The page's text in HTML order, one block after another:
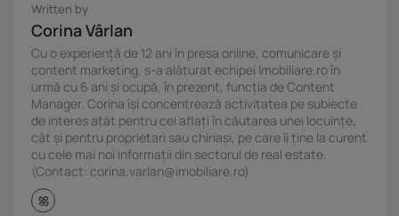
Written by
Corina Vârlan
Cu o experiență de 12 ani în presa online, comunicare și
content marketing, s-a alăturat echipei Imobiliare.ro în
urmă cu 6 ani și ocupă, în prezent, funcția de Content
Manager. Corina își concentrează activitatea pe subiecte
de interes atât pentru cei aflați în căutarea unei locuințe,
cât și pentru proprietari sau chiriași, pe care îi ține la curent
cu cele mai noi informații din sectorul de real estate.
(Contact: corina.varlan@imobiliare.ro)